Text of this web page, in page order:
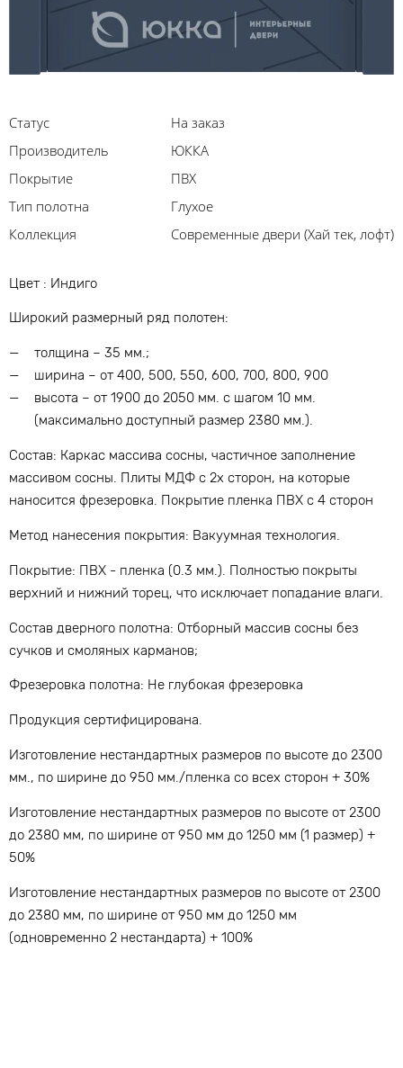
Статус
На заказ
Производитель
ЮККА
Покрытие
ПВХ
Тип полотна
Глухое
Коллекция
Современные двери (Хай тек, лофт)
Цвет : Индиго
Широкий размерный ряд полотен:
толщина – 35 мм.;
ширина – от 400, 500, 550, 600, 700, 800, 900
высота – от 1900 до 2050 мм. с шагом 10 мм.
(максимально доступный размер 2380 мм.).
Состав: Каркас массива сосны, частичное заполнение
массивом сосны. Плиты МДФ с 2х сторон, на которые
наносится фрезеровка. Покрытие пленка ПВХ с 4 сторон
Метод нанесения покрытия: Вакуумная технология.
Покрытие: ПВХ - пленка (0.3 мм.). Полностью покрыты
верхний и нижний торец, что исключает попадание влаги.
Состав дверного полотна: Отборный массив сосны без
сучков и смоляных карманов;
Фрезеровка полотна: Не глубокая фрезеровка
Продукция сертифицирована.
Изготовление нестандартных размеров по высоте до 2300
мм., по ширине до 950 мм./пленка со всех сторон + 30%
Изготовление нестандартных размеров по высоте от 2300
до 2380 мм, по ширине от 950 мм до 1250 мм (1 размер) +
50%
Изготовление нестандартных размеров по высоте от 2300
до 2380 мм, по ширине от 950 мм до 1250 мм
(одновременно 2 нестандарта) + 100%